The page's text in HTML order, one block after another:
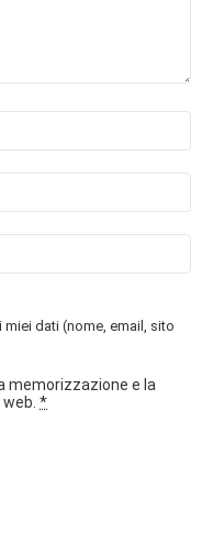
dati (nome, email, sito
memorizzazione e la
*